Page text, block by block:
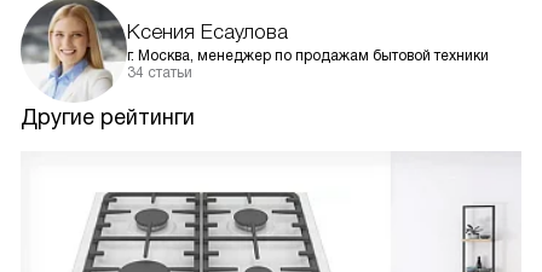
Ксения Есаулова
г. Москва, менеджер по продажам бытовой техники
34 статьи
Другие рейтинги